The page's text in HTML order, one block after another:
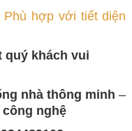
Phù hợp với tiết diện
quý khách vui
nhà thông minh –
công nghệ